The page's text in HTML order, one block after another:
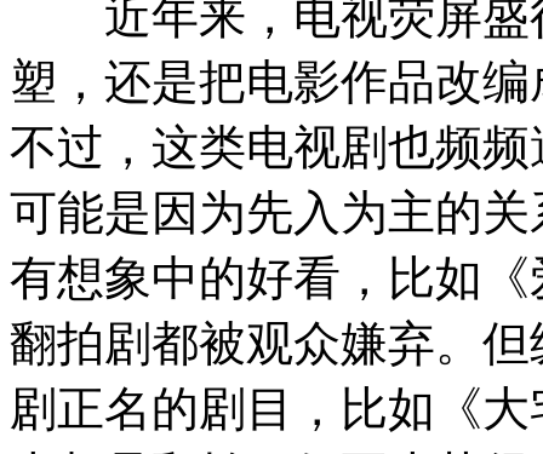
近年来，电视荧屏盛
塑，还是把电影作品改
不过，这类电视剧也频
可能是因为先入为主的
有想象中的好看，比如
翻拍剧都被观众嫌弃。
剧正名的剧目，比如《